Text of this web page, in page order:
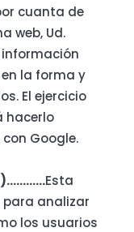
cuanta de
web, Ud.
la forma y
El ejercicio
hacerlo
Google.
Esta
para analizar
los usuarios